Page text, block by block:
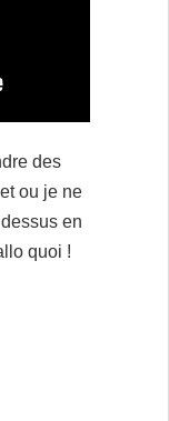
des
ou je ne
en
quoi !